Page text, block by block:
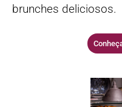
brunches deliciosos.